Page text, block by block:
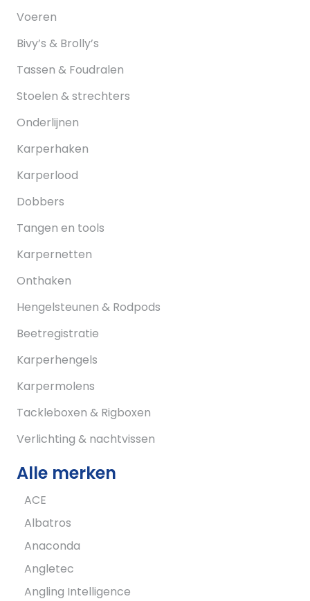
Voeren
Bivy’s & Brolly’s
Tassen & Foudralen
Stoelen & strechters
Onderlijnen
Karperhaken
Karperlood
Dobbers
Tangen en tools
Karpernetten
Onthaken
Hengelsteunen & Rodpods
Beetregistratie
Karperhengels
Karpermolens
Tackleboxen & Rigboxen
Verlichting & nachtvissen
Alle merken
ACE
Albatros
Anaconda
Angletec
Angling Intelligence